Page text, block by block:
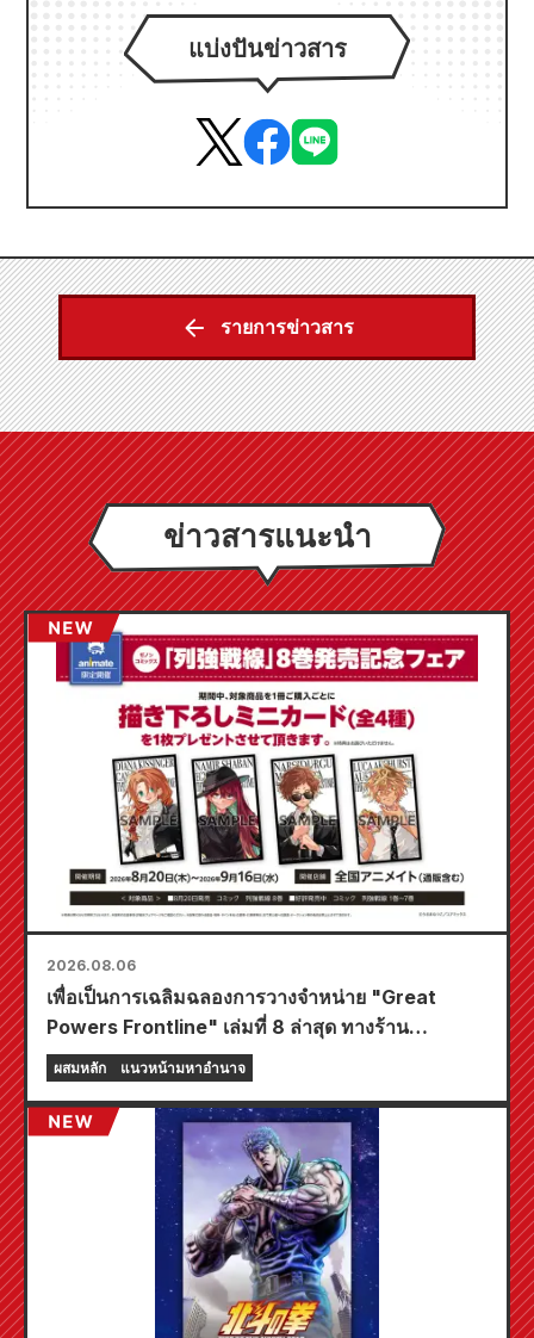
แบ่งปันข่าวสาร
รายการข่าวสาร
ข่าวสารแนะนำ
2026.08.06
เพื่อเป็นการเฉลิมฉลองการวางจำหน่าย "Great
Powers Frontline" เล่มที่ 8 ล่าสุด ทางร้าน
Animate ทั่วประเทศจะจัดงานอีเวนต์พิเศษในช่วง
เวลาจำกัด เริ่มตั้งแต่วันที่ 20 สิงหาคม โดยคุณ
สามารถรับมินิการ์ดสุดพิเศษ (ทั้งหมด 4 แบบ) ได้ที่นี่!
ผสมหลัก แนวหน้ามหาอำนาจ